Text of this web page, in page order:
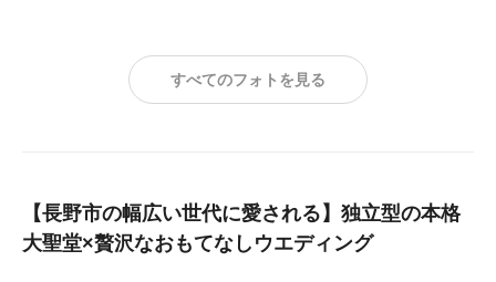
すべてのフォトを見る
【長野市の幅広い世代に愛される】独立型の本格
大聖堂×贅沢なおもてなしウエディング